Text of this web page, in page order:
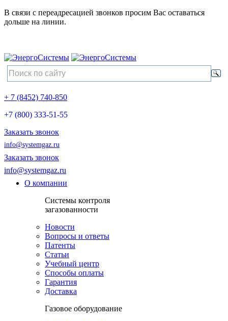
В связи с переадресацией звонков просим Вас оставаться
дольше на линии.
+ 7 (8452) 740-850
+7 (800) 333-51-55
Заказать звонок
info@systemgaz.ru
Заказать звонок
info@systemgaz.ru
О компании
Системы контроля
загазованности
Новости
Вопросы и ответы
Патенты
Статьи
Учебный центр
Способы оплаты
Гарантия
Доставка
Газовое оборудование